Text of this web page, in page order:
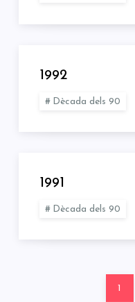
1992
Dècada dels 90
1991
Dècada dels 90
PaginacióPage
1